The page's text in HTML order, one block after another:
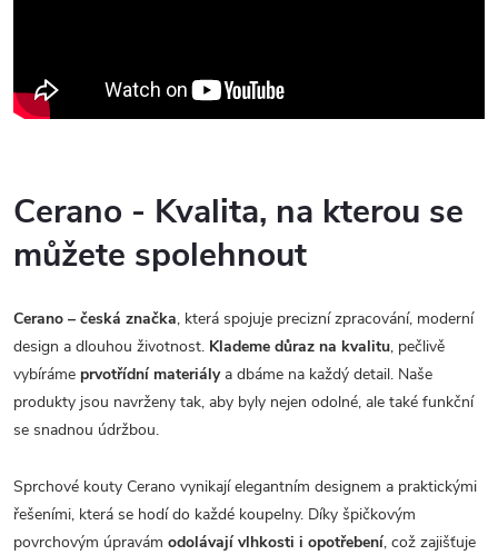
Cerano - Kvalita, na kterou se
můžete spolehnout
Cerano – česká značka, která spojuje precizní zpracování, moderní
design a dlouhou životnost. Klademe důraz na kvalitu, pečlivě
vybíráme prvotřídní materiálya dbáme na každý detail. Naše
produkty jsou navrženy tak, aby byly nejen odolné, ale také funkční
se snadnou údržbou.
Sprchové kouty Cerano vynikají elegantním designem a praktickými
řešeními, která se hodí do každé koupelny. Díky špičkovým
povrchovým úpravám odolávají vlhkosti i opotřebení, což zajišťuje